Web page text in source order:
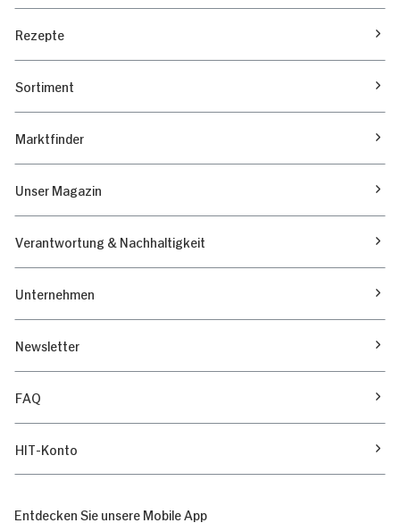
Rezepte
Sortiment
Marktfinder
Unser Magazin
Verantwortung & Nachhaltigkeit
Unternehmen
Newsletter
FAQ
HIT-Konto
Entdecken Sie unsere Mobile App